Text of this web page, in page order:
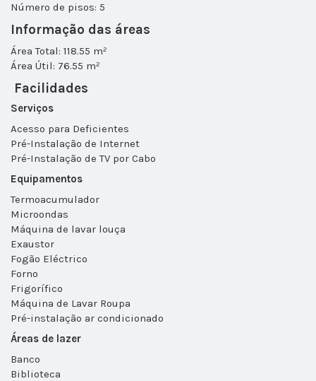
Número de pisos: 5
Informação das áreas
Área Total: 118.55 m²
Área Útil: 76.55 m²
Facilidades
Serviços
Acesso para Deficientes
Pré-Instalação de Internet
Pré-Instalação de TV por Cabo
Equipamentos
Termoacumulador
Microondas
Máquina de lavar louça
Exaustor
Fogão Eléctrico
Forno
Frigorífico
Máquina de Lavar Roupa
Pré-instalação ar condicionado
Áreas de lazer
Banco
Biblioteca